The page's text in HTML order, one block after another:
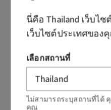
นี่คือ Thailand เว็บไซ
เว็บไซต์ประเทศขอ
เลือกสถานที่
ไม่สามารถระบุสถานที่ได้
คุณ